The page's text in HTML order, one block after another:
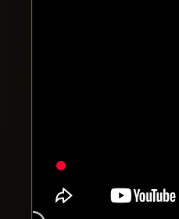
sociala
konton